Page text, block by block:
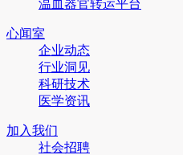
温血器官转运平台
心闻室
企业动态
行业洞见
科研技术
医学资讯
加入我们
社会招聘